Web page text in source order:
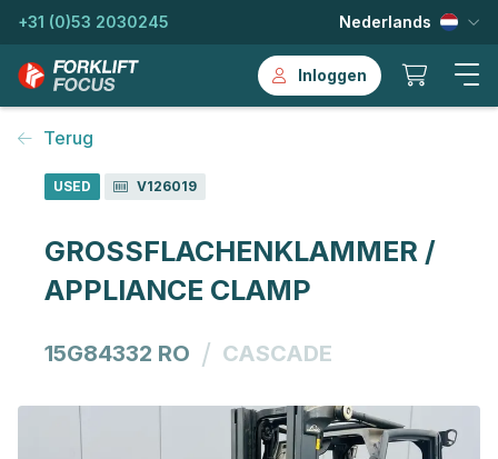
+31 (0)53 2030245 Nederlands
Inloggen
Terug
USED V126019
GROSSFLACHENKLAMMER /
APPLIANCE CLAMP
15G84332 RO / CASCADE